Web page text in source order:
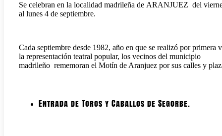
Se celebran en la localidad madrileña de ARANJUEZ del
al lunes 4 de septiembre.
Cada septiembre desde 1982, año en que se realizó por primera
la representación teatral popular, los vecinos del municipio
madrileño rememoran el Motín de Aranjuez por sus calles y
Entrada de Toros y Caballos de Segorbe.